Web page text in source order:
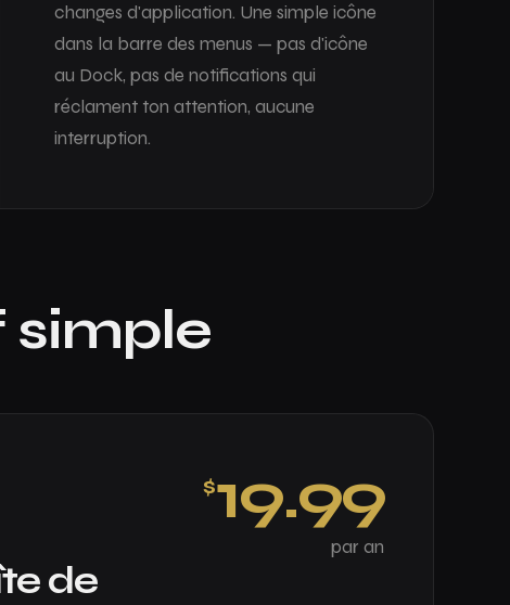
changes d'application. Une simple icône
dans la barre des menus — pas d'icône
au Dock, pas de notifications qui
réclament ton attention, aucune
interruption.
simple
de
$19.99
par an